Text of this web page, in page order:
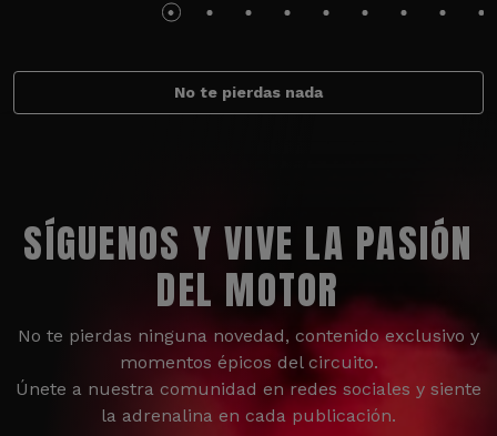
No te pierdas nada
SÍGUENOS Y VIVE LA PASIÓN
DEL MOTOR
No te pierdas ninguna novedad, contenido exclusivo y
momentos épicos del circuito.
Únete a nuestra comunidad en redes sociales y siente
la adrenalina en cada publicación.